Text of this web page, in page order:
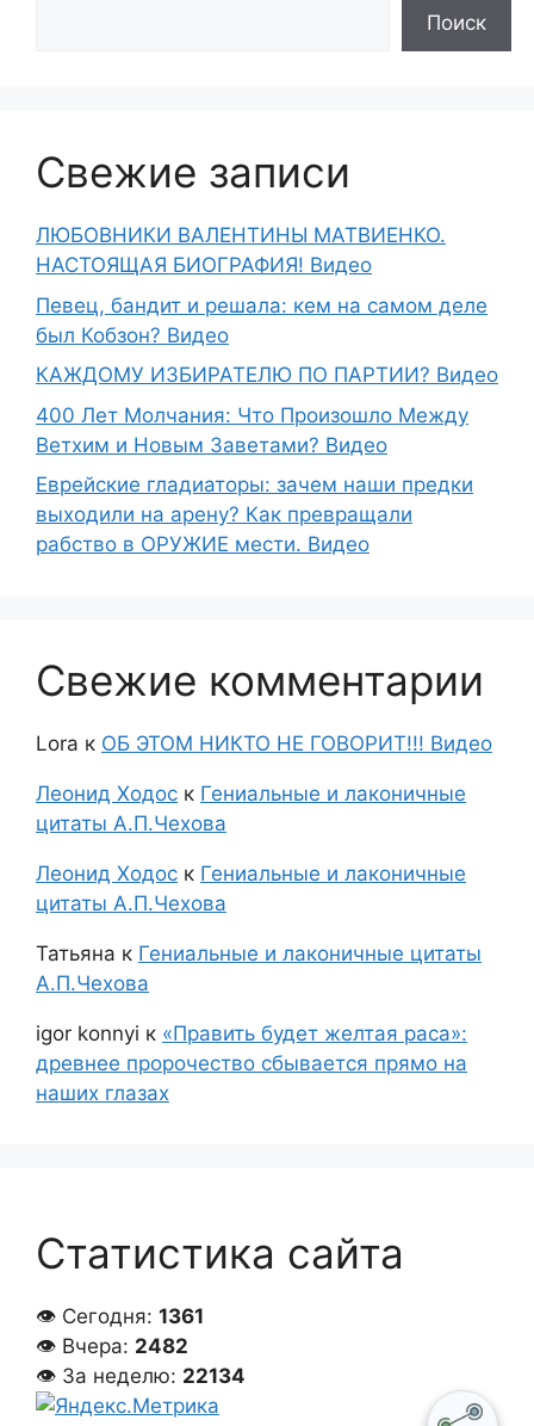
Поиск
Свежие записи
ЛЮБОВНИКИ ВАЛЕНТИНЫ МАТВИЕНКО.
НАСТОЯЩАЯ БИОГРАФИЯ! Видео
Певец, бандит и решала: кем на самом деле
был Кобзон? Видео
КАЖДОМУ ИЗБИРАТЕЛЮ ПО ПАРТИИ? Видео
400 Лет Молчания: Что Произошло Между
Ветхим и Новым Заветами? Видео
Еврейские гладиаторы: зачем наши предки
выходили на арену? Как превращали
рабство в ОРУЖИЕ мести. Видео
Свежие комментарии
Lora к ОБ ЭТОМ НИКТО НЕ ГОВОРИТ!!! Видео
Леонид Ходос к Гениальные и лаконичные
цитаты А.П.Чехова
Леонид Ходос к Гениальные и лаконичные
цитаты А.П.Чехова
Татьяна к Гениальные и лаконичные цитаты
А.П.Чехова
igor konnyi к «Править будет желтая раса»:
древнее пророчество сбывается прямо на
наших глазах
Статистика сайта
👁 Сегодня: 1361
👁 Вчера: 2482
👁 За неделю: 22134